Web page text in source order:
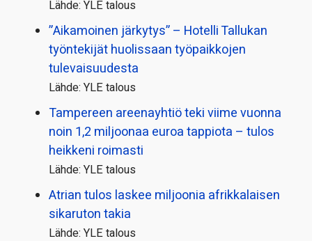
Lähde: YLE talous
”Aikamoinen järkytys” – Hotelli Tallukan
työntekijät huolissaan työpaikkojen
tulevaisuudesta
Lähde: YLE talous
Tampereen areenayhtiö teki viime vuonna
noin 1,2 miljoonaa euroa tappiota – tulos
heikkeni roimasti
Lähde: YLE talous
Atrian tulos laskee miljoonia afrikkalaisen
sikaruton takia
Lähde: YLE talous